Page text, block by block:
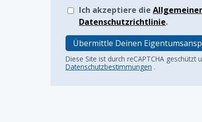
Ich akzeptiere die
Datenschutzrichtlinie.
Übermittle Deinen
Diese Site ist durch reCAPTCHA geschützt
Datenschutzbestimmungen .